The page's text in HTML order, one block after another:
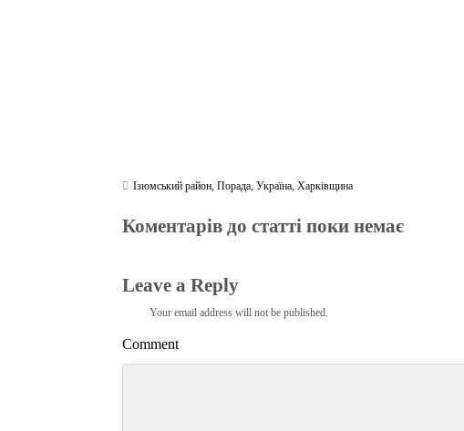
Ізюмський район,Порада,Україна,Харківщина
Коментарів до статті поки немає
Leave a Reply
Your email address will not be published.
Comment